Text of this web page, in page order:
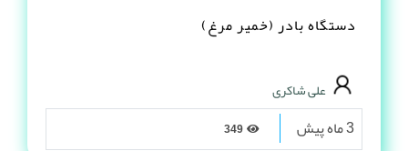
دستگاه بادر (خمیر مرغ)
علی شاکری
3 ماه پیش